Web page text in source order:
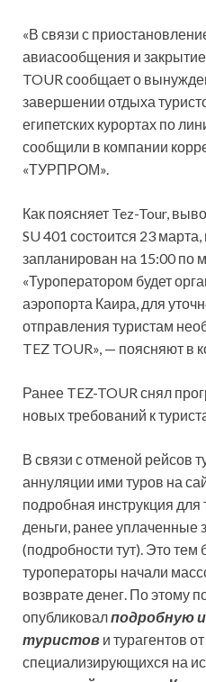
«В связи с
авиасообщения и
TOUR сообщает о
завершении отдыха
египетских курортах по
сообщили в компании
«ТУРПРОМ».
Как поясняет Tez-Tour,
SU 401 состоится 23
запланирован на 15:00 по
«Туроператором будет
аэропорта Каира, для
отправления туристам
TEZ TOUR», — поясняют в
Ранее TEZ-TOUR снял
новых требований к
В связи с отменой рейсов
аннуляции ими туров на
подробная инструкция для
деньги, ранее уплаченные
(подробности тут). Это тем
туроператоры начали
возврате денег. По этому
опубликовалподробную
туристов и турагентов
специализирующихся на